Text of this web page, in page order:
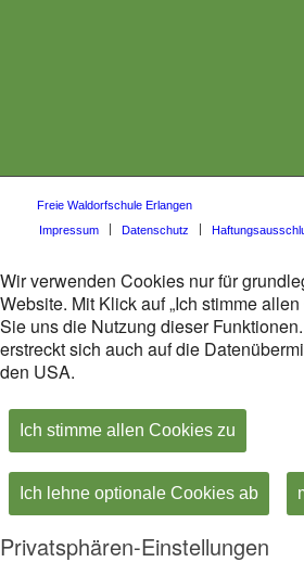
Freie Waldorfschule Erlangen
Impressum
Datenschutz
Wir verwenden Cookies nur für
Website. Mit Klick auf „Ich stimme
Sie uns die Nutzung dieser
erstreckt sich auch auf die
den USA.
Ich stimme allen Cookies zu
Ich lehne optionale Cookies ab
Privatsphären-Einstellungen